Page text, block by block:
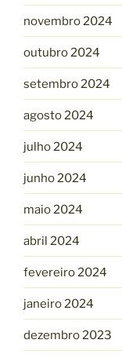
novembro 2024
outubro 2024
setembro 2024
agosto 2024
julho 2024
junho 2024
maio 2024
abril 2024
fevereiro 2024
janeiro 2024
dezembro 2023